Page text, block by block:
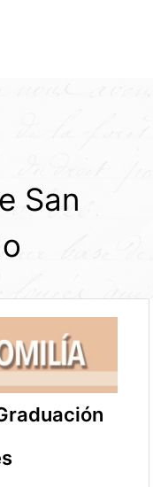
San